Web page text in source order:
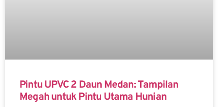
Pintu UPVC 2 Daun Medan: Tampilan
Megah untuk Pintu Utama Hunian